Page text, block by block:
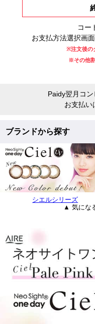
コー
お支払方法選択画
※注文後の
※その他
Paidy翌月コ
お支払い
ブランドから探す
シエルシリーズ
▲ 気にな